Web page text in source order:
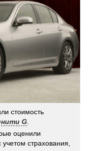
стоимость
G
оценили
страхования,